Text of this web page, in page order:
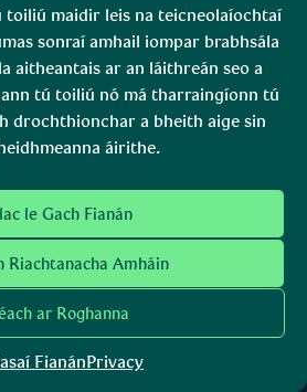
maidir leis na teicneolaíochtaí
sonraí amhail iompar brabhsála
aitheantais ar an láithreán seo a
tú toiliú nó má tharraingíonn tú
drochthionchar a bheith aige sin
áirithe.
le Gach Fianán
Riachtanacha Amháin
ar Roghanna
FianánPrivacy
í féin ag scaladh
neimhe ag rith
National Park
Chonamara